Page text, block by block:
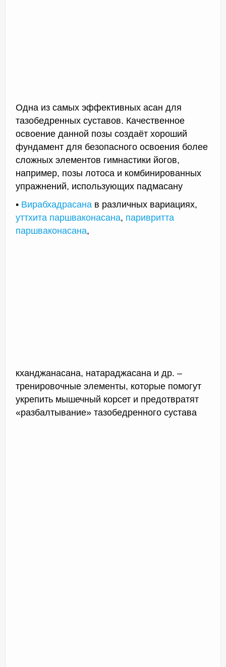
Одна из самых эффективных асан для
тазобедренных суставов. Качественное
освоение данной позы создаёт хороший
фундамент для безопасного освоения более
сложных элементов гимнастики йогов,
например, позы лотоса и комбинированных
упражнений, использующих падмасану
• Вирабхадрасана в различных вариациях,
уттхита паршваконасана, паривритта
паршваконасана,
кханджанасана, натараджасана и др. –
тренировочные элементы, которые помогут
укрепить мышечный корсет и предотвратят
«разбалтывание» тазобедренного сустава